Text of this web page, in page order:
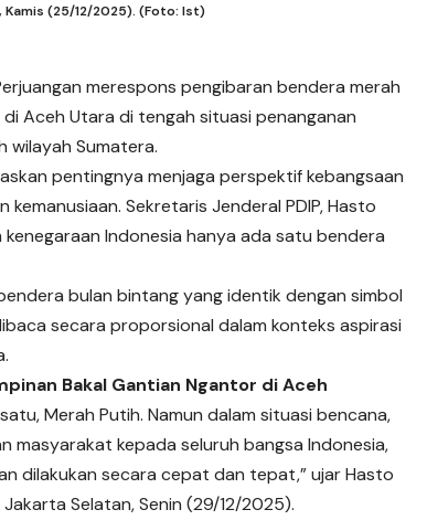
Kamis (25/12/2025). (Foto: Ist)
merespons pengibaran bendera merah
Aceh Utara di tengah situasi penanganan
wilayah Sumatera.
pentingnya menjaga perspektif kebangsaan
Sekretaris Jenderal PDIP, Hasto
Indonesia hanya ada satu bendera
bulan bintang yang identik dengan simbol
secara proporsional dalam konteks aspirasi
Bakal Gantian Ngantor di Aceh
Merah Putih. Namun dalam situasi bencana,
masyarakat kepada seluruh bangsa Indonesia,
dilakukan secara cepat dan tepat,” ujar Hasto
Selatan, Senin (29/12/2025).